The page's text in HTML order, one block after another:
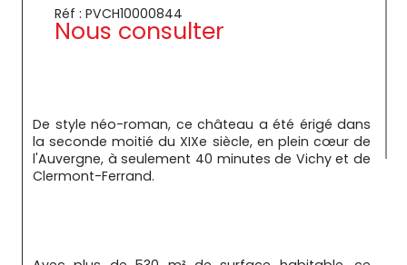
Réf : PVCH10000844
Nous consulter
De style néo-roman, ce château a été érigé dans
la seconde moitié du XIXe siècle, en plein cœur de
l'Auvergne, à seulement 40 minutes de Vichy et de
Clermont-Ferrand.